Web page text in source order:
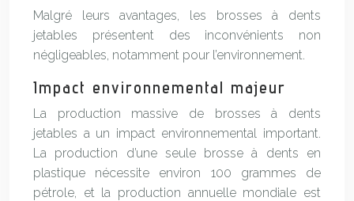
Malgré leurs avantages, les brosses à dents
jetables présentent des inconvénients non
négligeables, notamment pour l’environnement.
Impact environnemental majeur
La production massive de brosses à dents
jetables a un impact environnemental important.
La production d’une seule brosse à dents en
plastique nécessite environ 100 grammes de
pétrole, et la production annuelle mondiale est